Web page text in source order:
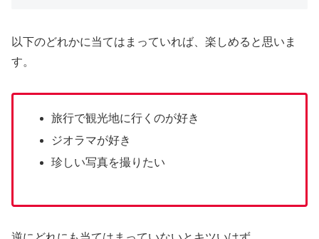
以下のどれかに当てはまっていれば、楽しめると思いま
す。
旅行で観光地に行くのが好き
ジオラマが好き
珍しい写真を撮りたい